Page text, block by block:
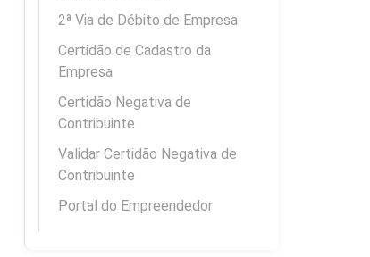
2ª Via de Débito de Empresa
Certidão de Cadastro da
Empresa
Certidão Negativa de
Contribuinte
Validar Certidão Negativa de
Contribuinte
Portal do Empreendedor